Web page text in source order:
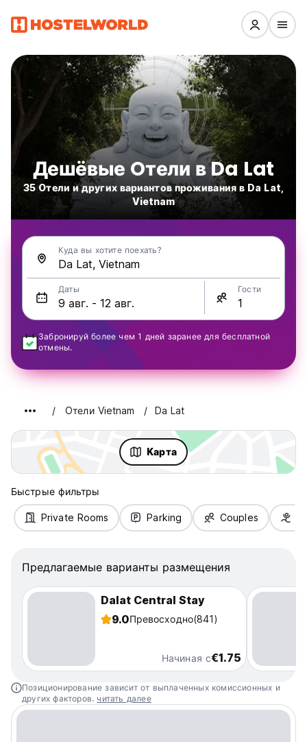
Дешёвые Oтели в Da Lat
35 Oтели и других вариантов проживания в Da Lat,
Vietnam
Куда вы хотите поехать?
Даты Гости
Забронируй более чем 1 дней заранее для бесплатной
отмены.
Oтели Vietnam Da Lat
Kарта
Быстрые фильтры
Private Rooms Parking Couples
Предлагаемые варианты размещения
Dalat Central Stay
9.0Превосходно(841)
Начиная с€1.75
Позиционирование зависит от выплаченных комиссионных и
других факторов. читать далее